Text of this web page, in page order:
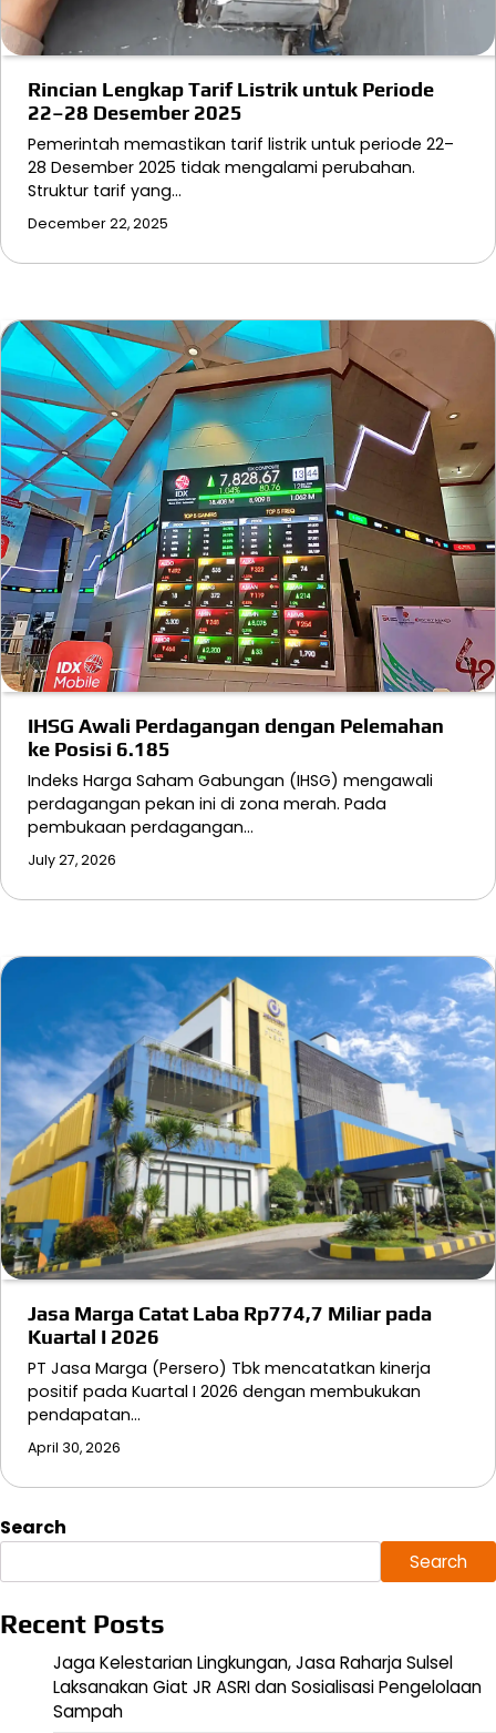
Rincian Lengkap Tarif Listrik untuk Periode
22–28 Desember 2025
Pemerintah memastikan tarif listrik untuk periode 22–
28 Desember 2025 tidak mengalami perubahan.
Struktur tarif yang…
December 22, 2025
IHSG Awali Perdagangan dengan Pelemahan
ke Posisi 6.185
Indeks Harga Saham Gabungan (IHSG) mengawali
perdagangan pekan ini di zona merah. Pada
pembukaan perdagangan…
July 27, 2026
Jasa Marga Catat Laba Rp774,7 Miliar pada
Kuartal I 2026
PT Jasa Marga (Persero) Tbk mencatatkan kinerja
positif pada Kuartal I 2026 dengan membukukan
pendapatan…
April 30, 2026
Search
Search
Recent Posts
Jaga Kelestarian Lingkungan, Jasa Raharja Sulsel
Laksanakan Giat JR ASRI dan Sosialisasi Pengelolaan
Sampah